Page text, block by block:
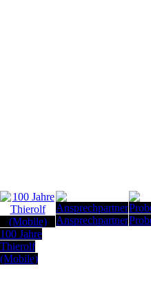
100 Jahre
Thierolf
(Mobile)
Ansprechpartner